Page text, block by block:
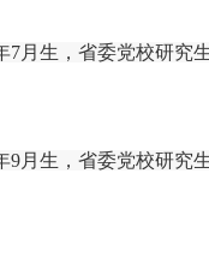
7月生，省委党校研
9月生，省委党校研究